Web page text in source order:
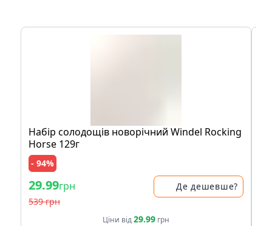
Набір солодощів новорічний Windel Rocking
Horse 129г
- 94%
29.99грн
539 грн
Де дешевше?
Ціни від29.99 грн